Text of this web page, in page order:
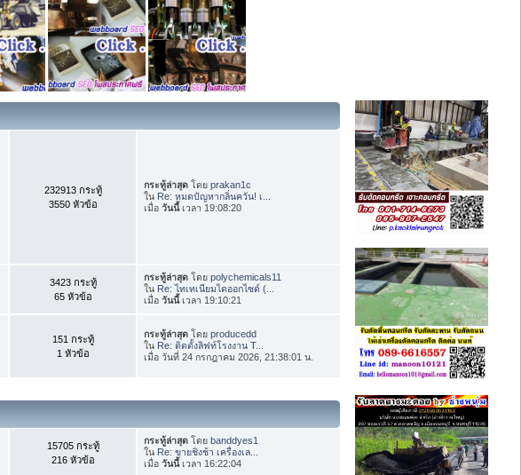
232913 กระทู้
3550 หัวข้อ
กระทู้ล่าสุด โดยprakan1c
ใน Re: หมดปัญหากลิ่นควัน! เ...
เมื่อวันนี้เวลา 19:08:20
3423 กระทู้
65 หัวข้อ
กระทู้ล่าสุด โดยpolychemicals11
ใน Re: ไทเทเนียมไดออกไซด์ (...
เมื่อวันนี้เวลา 19:10:21
151 กระทู้
1 หัวข้อ
กระทู้ล่าสุด โดยproducedd
ใน Re: ติดตั้งลิฟท์โรงงาน T...
เมื่อ วันที่ 24 กรกฎาคม 2026, 21:38:01 น.
15705 กระทู้
216 หัวข้อ
กระทู้ล่าสุด โดยbanddyes1
ใน Re: ขายชิงช้า เครื่องเล...
เมื่อวันนี้เวลา 16:22:04